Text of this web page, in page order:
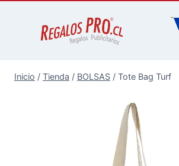
Inicio / Tienda / BOLSAS / Tote Bag Turf